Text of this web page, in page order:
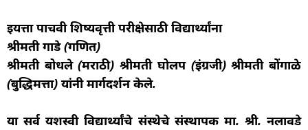
इयत्ता पाचवी शिष्यवृत्ती परीक्षेसाठी विद्यार्थ्यांना
श्रीमती गाडे (गणित)
श्रीमती बोधले (मराठी) श्रीमती घोलप (इंग्रजी) श्रीमती बोंगाळे
(बुद्धिमत्ता) यांनी मार्गदर्शन केले.
या सर्व यशस्वी विद्यार्थ्यांचे संस्थेचे संस्थापक मा. श्री. नलावडे